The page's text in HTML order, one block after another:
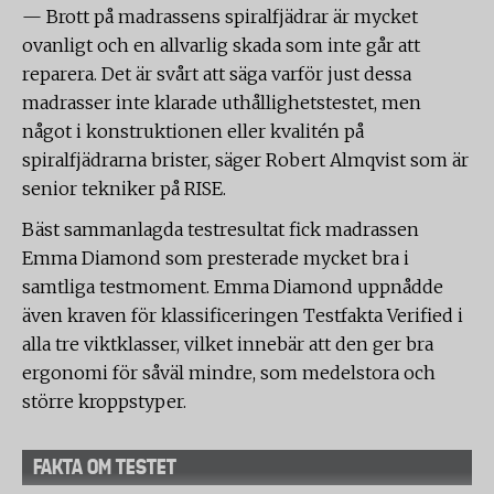
— Brott på madrassens spiralfjädrar är mycket
ovanligt och en allvarlig skada som inte går att
reparera. Det är svårt att säga varför just dessa
madrasser inte klarade uthållighetstestet, men
något i konstruktionen eller kvalitén på
spiralfjädrarna brister, säger Robert Almqvist som är
senior tekniker på RISE.
Bäst sammanlagda testresultat fick madrassen
Emma Diamond som presterade mycket bra i
samtliga testmoment. Emma Diamond uppnådde
även kraven för klassificeringen Testfakta Verified i
alla tre viktklasser, vilket innebär att den ger bra
ergonomi för såväl mindre, som medelstora och
större kroppstyper.
FAKTA OM TESTET